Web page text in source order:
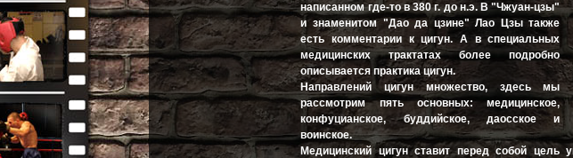
написанном где-то в 380 г. до н.э. В "Чжуан-цзы"
и знаменитом "Дао да цзине" Лао Цзы также
есть комментарии к цигун. А в специальных
медицинских трактатах более подробно
описывается практика цигун.
Направлений цигун множество, здесь мы
рассмотрим пять основных: медицинское,
конфуцианское, буддийское, даосское и
воинское.
Медицинский цигун ставит перед собой цель